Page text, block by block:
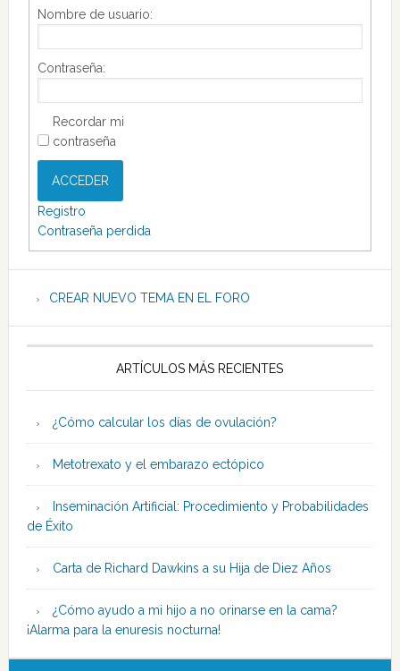
Nombre de usuario:
Contraseña:
Recordar mi
contraseña
ACCEDER
Registro
Contraseña perdida
CREAR NUEVO TEMA EN EL FORO
ARTÍCULOS MÁS RECIENTES
¿Cómo calcular los días de ovulación?
Metotrexato y el embarazo ectópico
Inseminación Artificial: Procedimiento y Probabilidades
de Éxito
Carta de Richard Dawkins a su Hija de Diez Años
¿Cómo ayudo a mi hijo a no orinarse en la cama?
¡Alarma para la enuresis nocturna!